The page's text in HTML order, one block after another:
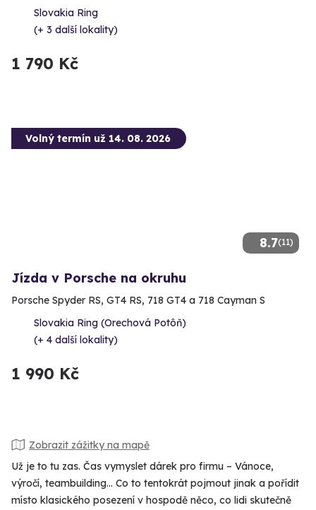
Slovakia Ring
(+ 3 další lokality)
1 790 Kč
8.7(11)
Volný termín už 14. 08. 2026
Jízda v Porsche na okruhu
Porsche Spyder RS, GT4 RS, 718 GT4 a 718 Cayman S
Slovakia Ring (Orechová Potôň)
(+ 4 další lokality)
1 990 Kč
Zobrazit zážitky na mapě
Už je to tu zas. Čas vymyslet dárek pro firmu – Vánoce,
výročí, teambuilding... Co to tentokrát pojmout jinak a pořídit
místo klasického posezení v hospodě něco, co lidi skutečně